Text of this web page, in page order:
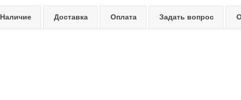
Наличие Доставка Оплата Задать вопрос